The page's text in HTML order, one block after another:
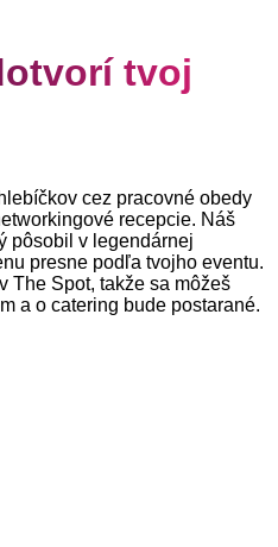
tvoj
cez pracovné obedy
recepcie. Náš
pôsobil v legendárnej
presne podľa tvojho eventu.
The Spot, takže sa môžeš
a o catering bude postarané.